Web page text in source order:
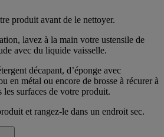
produit avant de le nettoyer.
lavez à la main votre ustensile de
avec du liquide vaisselle.
décapant, d’éponge avec
en métal ou encore de brosse à récurer à
les surfaces de votre produit.
et rangez-le dans un endroit sec.